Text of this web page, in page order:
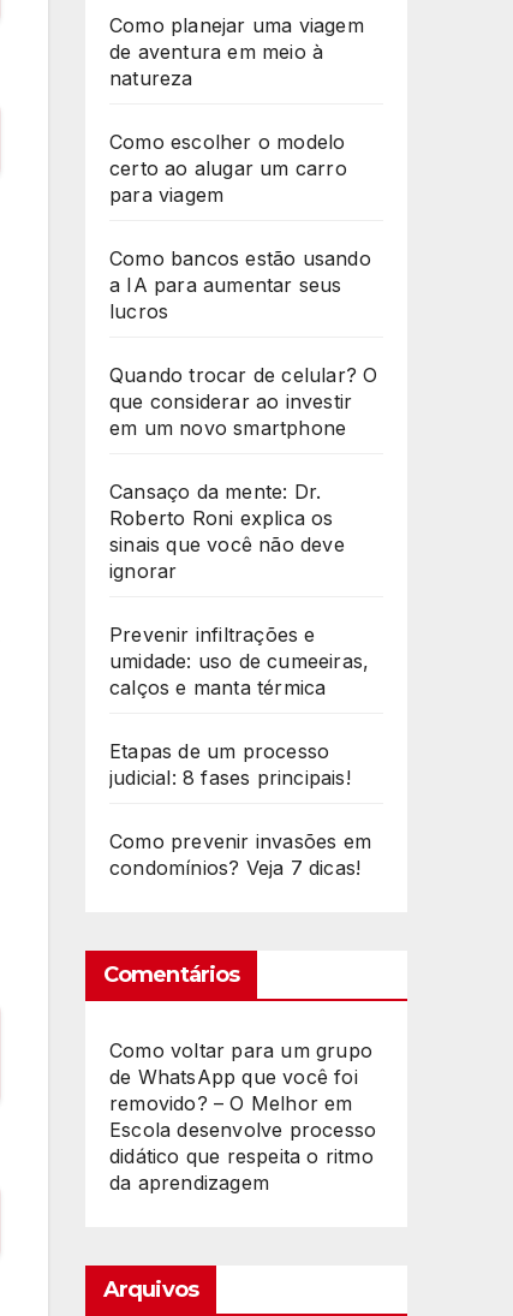
Como planejar uma viagem
de aventura em meio à
natureza
Como escolher o modelo
certo ao alugar um carro
para viagem
Como bancos estão usando
a IA para aumentar seus
lucros
Quando trocar de celular? O
que considerar ao investir
em um novo smartphone
Cansaço da mente: Dr.
Roberto Roni explica os
sinais que você não deve
ignorar
Prevenir infiltrações e
umidade: uso de cumeeiras,
calços e manta térmica
Etapas de um processo
judicial: 8 fases principais!
Como prevenir invasões em
condomínios? Veja 7 dicas!
Comentários
Como voltar para um grupo
de WhatsApp que você foi
removido? – O Melhor em
Escola desenvolve processo
didático que respeita o ritmo
da aprendizagem
Arquivos